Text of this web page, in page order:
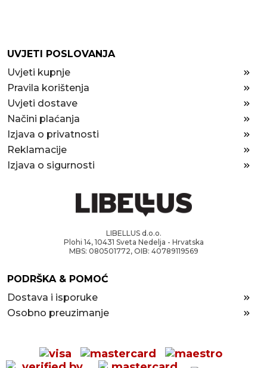
UVJETI POSLOVANJA
Uvjeti kupnje
Pravila korištenja
Uvjeti dostave
Načini plaćanja
Izjava o privatnosti
Reklamacije
Izjava o sigurnosti
LIBELLUS d.o.o.
Plohi 14, 10431 Sveta Nedelja - Hrvatska
MBS: 080501772, OIB: 40789119569
PODRŠKA & POMOĆ
Dostava i isporuke
Osobno preuzimanje